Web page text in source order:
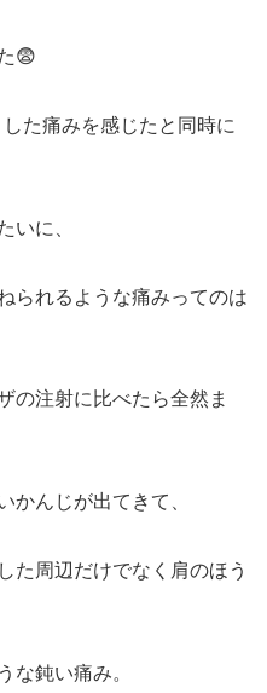
😨
た痛みを感じたと同時に
いに、
られるような痛みってのは
の注射に比べたら全然ま
かんじが出てきて、
た周辺だけでなく肩のほう
な鈍い痛み。